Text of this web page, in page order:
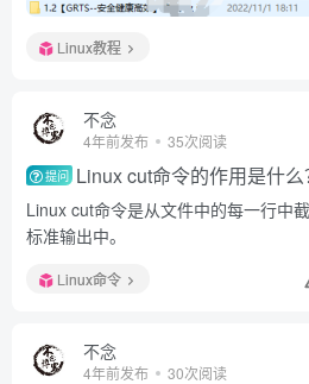
Linux教程
不念
4年前发布 35次阅读
提问 Linux cut命令的作用是什么
Linux cut命令是从文件中的每一行中
标准输出中。
Linux命令
不念
4年前发布 30次阅读